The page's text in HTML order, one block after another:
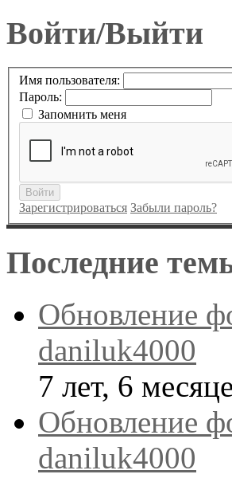
Войти/Выйти
Имя пользователя:
Пароль:
Запомнить меня
Войти
Зарегистрироваться Забыли пароль?
Последние
Обновление
daniluk4000
7 лет, 6
Обновление
daniluk4000